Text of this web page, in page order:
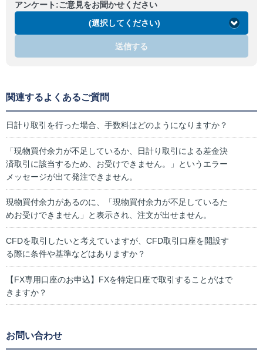
アンケート:ご意見をお聞かせください
(選択してください)
送信する
関連するよくあるご質問
日計り取引を行った場合、手数料はどのようになりますか？
「現物買付余力が不足しているか、日計り取引による差金決
済取引に該当するため、お受けできません。」というエラー
メッセージが出て発注できません。
現物買付余力があるのに、「現物買付余力が不足しているた
めお受けできません」と表示され、注文が出せません。
CFDを取引したいと考えていますが、CFD取引口座を開設す
る際に条件や基準などはありますか？
【FX専用口座のお申込】FXを特定口座で取引することがはで
きますか？
お問い合わせ